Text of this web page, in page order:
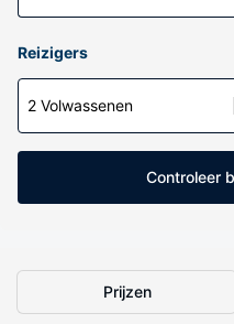
Reizigers
2 Volwassenen
Controleer
Prijzen